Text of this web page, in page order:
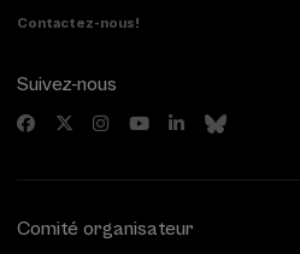
Contactez-nous!
Suivez-nous
Comité organisateur